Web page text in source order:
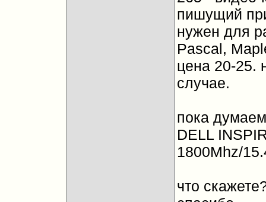
пишущий
нужен для
Pascal,
цена 20-25.
случае.
пока
DELL
1800Mhz/
что